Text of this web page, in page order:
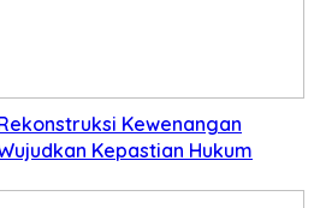
Kewenangan
Kepastian Hukum